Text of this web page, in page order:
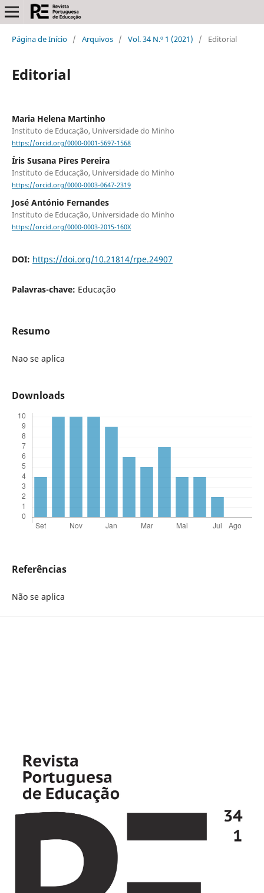
Página de Início / Arquivos / Vol. 34 N.º 1 (2021) / Editorial
Editorial
Maria Helena Martinho
Instituto de Educação, Universidade do Minho
https://orcid.org/0000-0001-5697-1568
Íris Susana Pires Pereira
Instituto de Educação, Universidade do Minho
https://orcid.org/0000-0003-0647-2319
José António Fernandes
Instituto de Educação, Universidade do Minho
https://orcid.org/0000-0003-2015-160X
DOI: https://doi.org/10.21814/rpe.24907
Palavras-chave: Educação
Resumo
Nao se aplica
Downloads
Referências
Não se aplica